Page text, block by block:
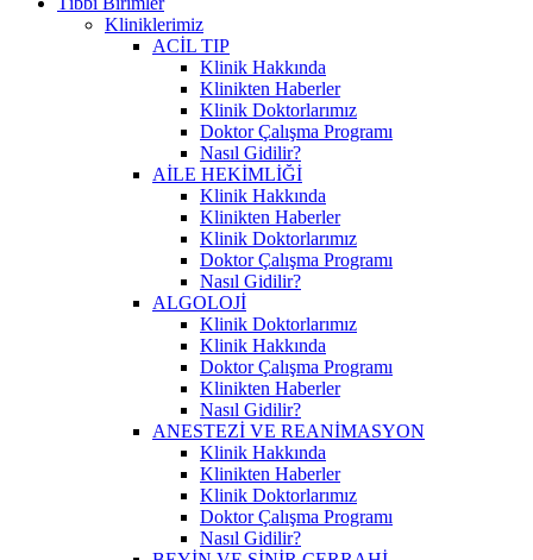
Kliniklerimiz
ACİL TIP
Klinik Hakkında
Klinikten Haberler
Klinik Doktorlarımız
Doktor Çalışma Programı
Nasıl Gidilir?
AİLE HEKİMLİĞİ
Klinik Hakkında
Klinikten Haberler
Klinik Doktorlarımız
Doktor Çalışma Programı
Nasıl Gidilir?
ALGOLOJİ
Klinik Doktorlarımız
Klinik Hakkında
Doktor Çalışma Programı
Klinikten Haberler
Nasıl Gidilir?
ANESTEZİ VE REANİMASYON
Klinik Hakkında
Klinikten Haberler
Klinik Doktorlarımız
Doktor Çalışma Programı
Nasıl Gidilir?